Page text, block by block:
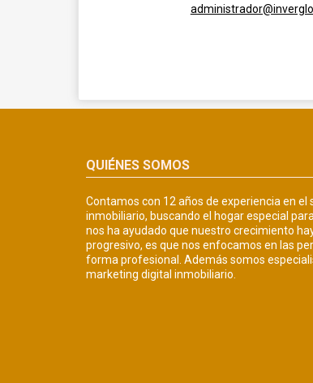
QUIÉNES SOMOS
Contamos con 12 años de experiencia en el
inmobiliario, buscando el hogar especial
nos ha ayudado que nuestro crecimiento
progresivo, es que nos enfocamos en las
forma profesional. Además somos
marketing digital inmobiliario.